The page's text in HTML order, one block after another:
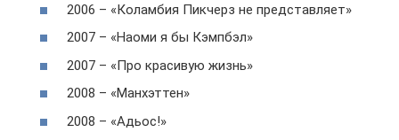
2006 – «Коламбия Пикчерз не представляет»
2007 – «Наоми я бы Кэмпбэл»
2007 – «Про красивую жизнь»
2008 – «Манхэттен»
2008 – «Адьос!»